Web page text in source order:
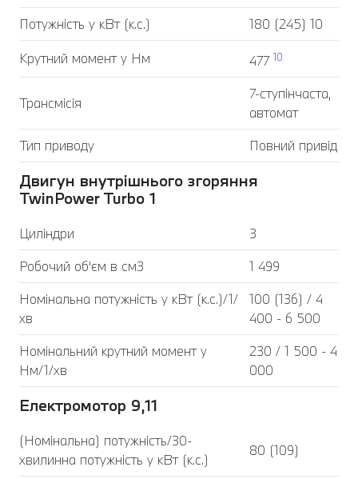
Потужність у кВт (к.с.)
180 (245) 10
Крутний момент у Нм 477 10
Трансмісія
7-ступінчаста,
автомат
Тип приводу
Повний привід
Двигун внутрішнього згоряння
TwinPower Turbo 1
Циліндри
3
Робочий об'єм в см3
1 499
Номінальна потужність у кВт (к.с.)/1/
хв
100 (136) / 4
400 - 6 500
Номінальний крутний момент у
Нм/1/хв
230 / 1 500 - 4
000
Електромотор 9,11
(Номінальна) потужність/30-
хвилинна потужність у кВт (к.с.)
80 (109)